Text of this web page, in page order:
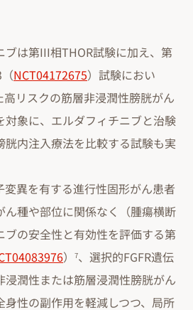
ブは第III相THOR試験に加え、第
NCT04172675）試験におい
高リスクの筋層非浸潤性膀胱がん
対象に、エルダフィチニブと治験
胱内注入療法を比較する試験も実
変異を有する進行性固形がん患者
ん種や部位に関係なく（腫瘍横断
ブの安全性と有効性を評価する第
） 7、選択的FGFR遺伝
潤性または筋層浸潤性膀胱がん
身性の副作用を軽減しつつ、局所